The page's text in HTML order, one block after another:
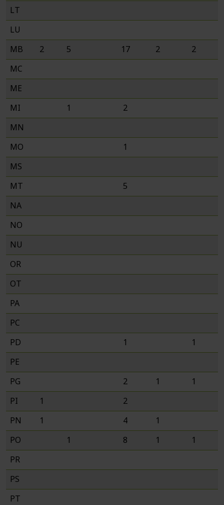
LT
LU
MB
2 5 17 2
2
MC
ME
MI
1
2
MN
MO
1
MS
MT
5
NA
NO
NU
OR
OT
PA
PC
PD
1
1
PE
PG
2 1
1
PI
1
2
PN
1 4
1
PO
1 8 1
1
PR
PS
PT